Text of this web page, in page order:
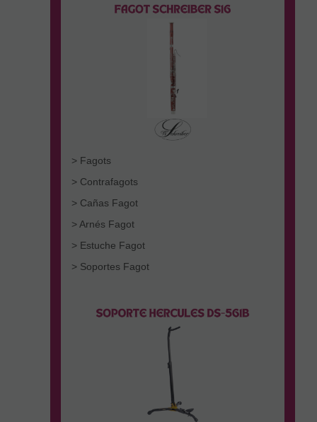
> Fagots
> Contrafagots
> Cañas Fagot
> Arnés Fagot
> Estuche Fagot
> Soportes Fagot